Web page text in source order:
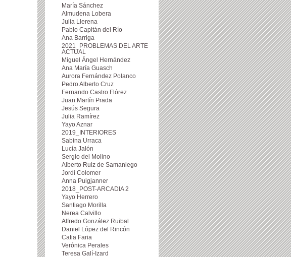
María Sánchez
Almudena Lobera
Julia Llerena
Pablo Capitán del Río
Ana Barriga
2021_PROBLEMAS DEL ARTE
ACTUAL
Miguel Ángel Hernández
Ana María Guasch
Aurora Fernández Polanco
Pedro Alberto Cruz
Fernando Castro Flórez
Juan Martín Prada
Jesús Segura
Julia Ramírez
Yayo Aznar
2019_INTERIORES
Sabina Urraca
Lucía Jalón
Sergio del Molino
Alberto Ruiz de Samaniego
Jordi Colomer
Anna Puigjanner
2018_POST-ARCADIA 2
Yayo Herrero
Santiago Morilla
Nerea Calvillo
Alfredo González Ruibal
Daniel López del Rincón
Catia Faria
Verónica Perales
Teresa Galí-Izard